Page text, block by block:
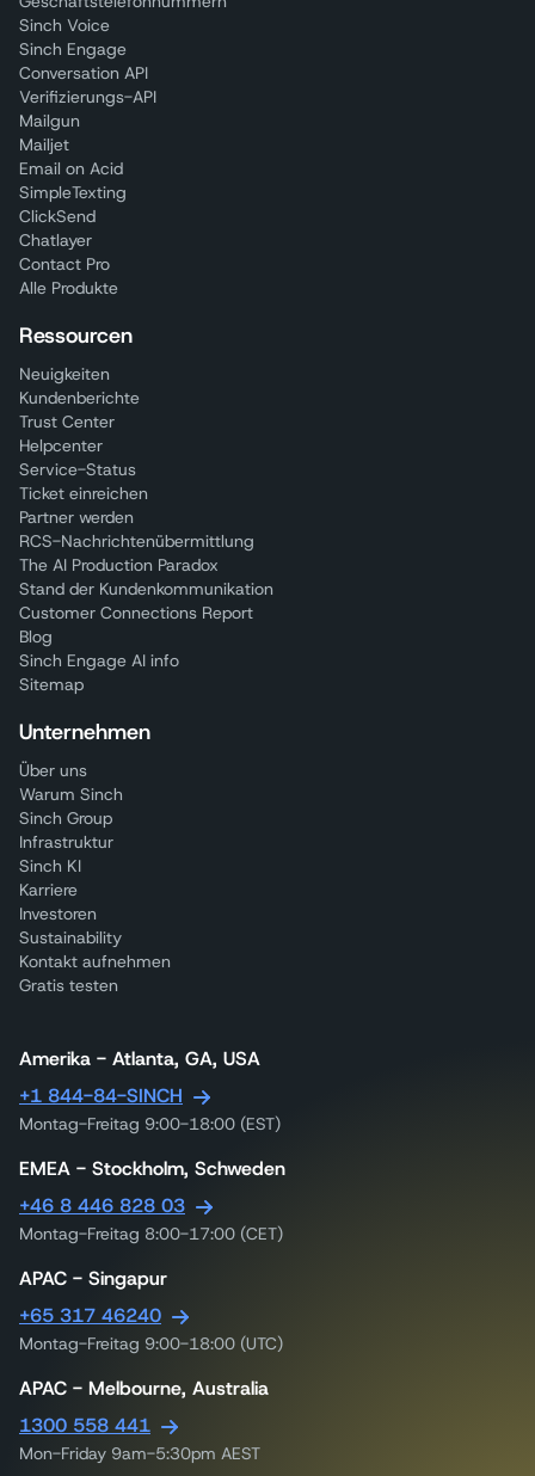
Sinch Voice
Sinch Engage
Conversation API
Verifizierungs-API
Mailgun
Mailjet
Email on Acid
SimpleTexting
ClickSend
Chatlayer
Contact Pro
Alle Produkte
Ressourcen
Neuigkeiten
Kundenberichte
Trust Center
Helpcenter
Service-Status
Ticket einreichen
Partner werden
RCS-Nachrichtenübermittlung
The AI Production Paradox
Stand der Kundenkommunikation
Customer Connections Report
Blog
Sinch Engage AI info
Sitemap
Unternehmen
Über uns
Warum Sinch
Sinch Group
Infrastruktur
Sinch KI
Karriere
Investoren
Sustainability
Kontakt aufnehmen
Gratis testen
Amerika - Atlanta, GA, USA
+1 844-84-SINCH
Montag-Freitag 9:00-18:00 (EST)
EMEA - Stockholm, Schweden
+46 8 446 828 03
Montag-Freitag 8:00-17:00 (CET)
APAC - Singapur
+65 317 46240
Montag-Freitag 9:00-18:00 (UTC)
APAC - Melbourne, Australia
1300 558 441
Mon-Friday 9am-5:30pm AEST